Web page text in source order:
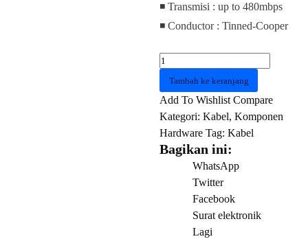
◾ Transmisi : up to 480mbps
◾ Conductor : Tinned-Cooper
Kuantitas
Kabel
Perpanjangan
VENTION
CBIBF
USB
Tambah ke keranjang
Add To Wishlist Compare
Kategori:Kabel,Komponen
Hardware Tag:Kabel
Bagikan ini:
WhatsApp
Twitter
Facebook
Surat elektronik
Lagi